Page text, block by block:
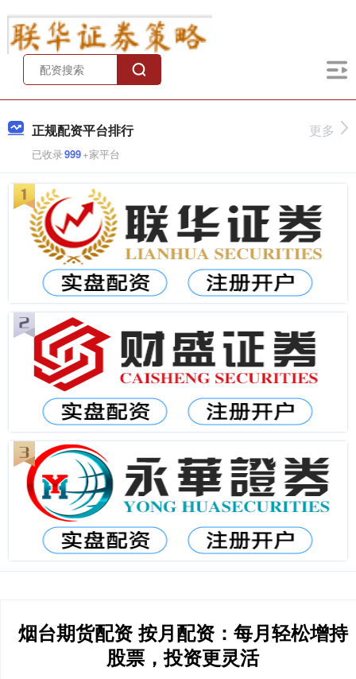
正规配资平台排行
已收录999+家平台
更多
烟台期货配资 按月配资：每月轻松增持
股票，投资更灵活